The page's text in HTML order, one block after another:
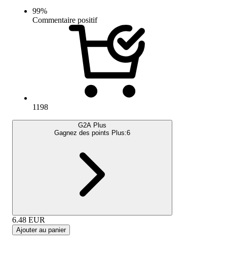
99%
Commentaire positif
1198
G2A Plus
Gagnez des points Plus:6
6.48 EUR
Ajouter au panier